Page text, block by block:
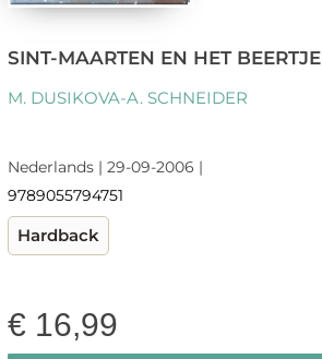
SINT-MAARTEN EN HET BEERTJE
M. DUSIKOVA-A. SCHNEIDER
Nederlands | 29-09-2006 |
9789055794751
Hardback
€ 16,99